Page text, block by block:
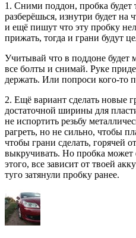
1. Сними поддон, пробка будет
разберёшься, изнутри будет на
и ещё пишут что эту пробку
прижать, тогда и грани будут
Учитывай что в поддоне будет
все болты и снимай. Руке
держать. Или попроси кого-то
2. Ещё вариант сделать новые
достаточной ширины для
не испортить резьбу
рагреть, но не сильно, чтобы
чтобы грани сделать, горячей
выкручивать. Но пробка может
этого, все зависит от твоей
туго затянули пробку ранее.